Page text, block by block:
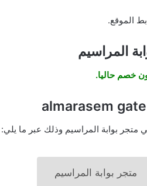
الموقع.
المراسيم
خصم حاليا.
بوابة المراسيم وذلك عبر ما يلي:
متجر بوابة المراسيم